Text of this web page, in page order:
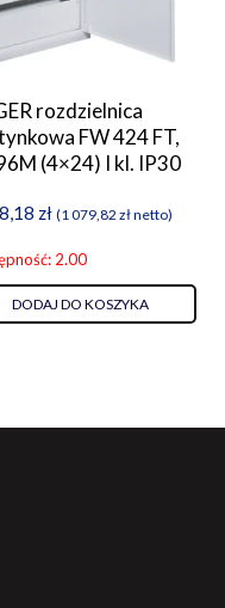
rozdzielnica
FW 424 FT,
(4×24) I kl. IP30
zł (1 079,82 złnetto)
2.00
DODAJ DO KOSZYKA